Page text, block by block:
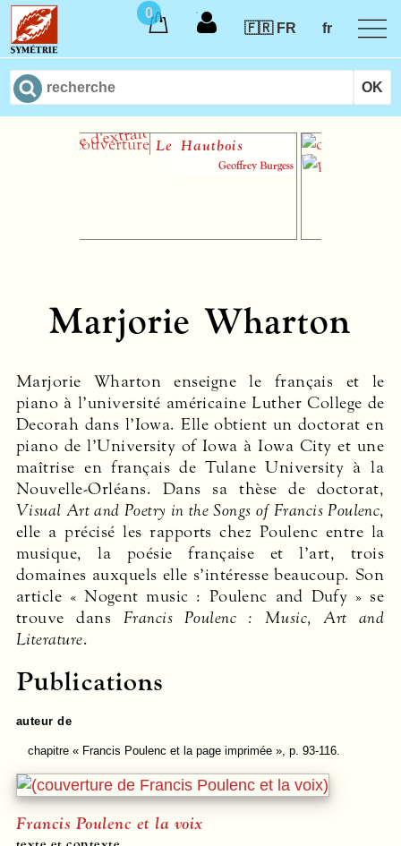
0
🇫🇷 FR
fr
Le Hautbois
Geoffrey Burgess
Marjorie Wharton
Marjorie Wharton enseigne le français et le
piano à l’université américaine Luther College de
Decorah dans l’Iowa. Elle obtient un doctorat en
piano de l’University of Iowa à Iowa City et une
maîtrise en français de Tulane University à la
Nouvelle-Orléans. Dans sa thèse de doctorat,
Visual Art and Poetry in the Songs of Francis Poulenc,
elle a précisé les rapports chez Poulenc entre la
musique, la poésie française et l’art, trois
domaines auxquels elle s’intéresse beaucoup. Son
article « Nogent music : Poulenc and Dufy » se
trouve dans Francis Poulenc : Music, Art and
Literature.
Publications
auteur de
chapitre« Francis Poulenc et la page imprimée », p. 93-116.
Francis Poulenc et la voix